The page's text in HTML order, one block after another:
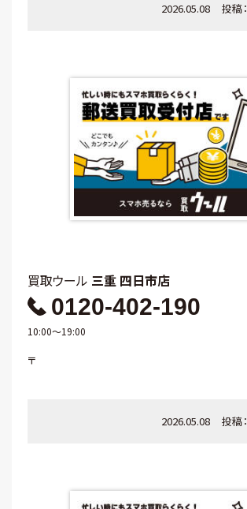
2026.05.08 投稿：
買取ウール 三重 四日市店
0120-402-190
10:00～19:00
〒
2026.05.08 投稿：